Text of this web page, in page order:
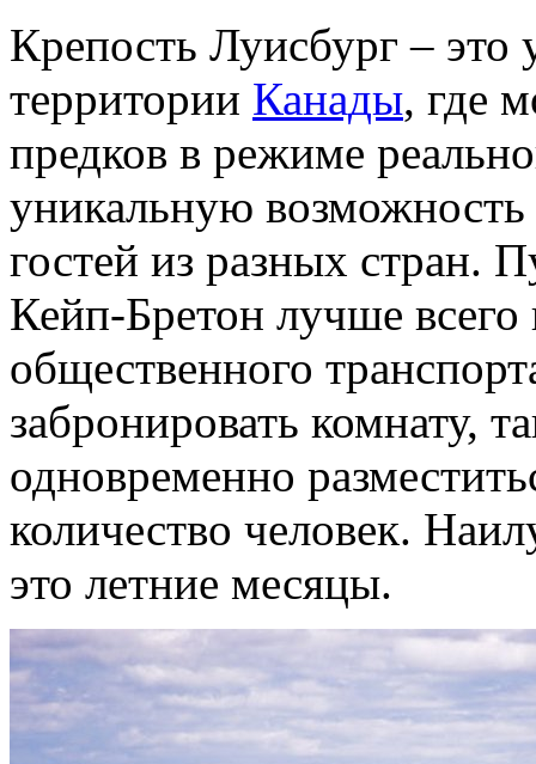
Крепость Луисбург – это
территории Канады, где
предков в режиме
уникальную
гостей из разных стран.
Кейп-Бретон лучше всего
общественного
забронировать комнату,
одновременно
количество человек.
это летние месяцы.